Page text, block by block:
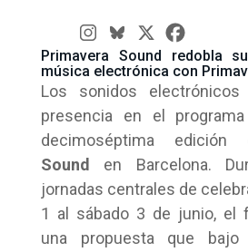
Primavera Sound redobla
música electrónica con
Los sonidos
presencia en el
decimoséptima
Sound
en Barcelona.
jornadas centrales de
1 al sábado 3 de junio, el
una propuesta que